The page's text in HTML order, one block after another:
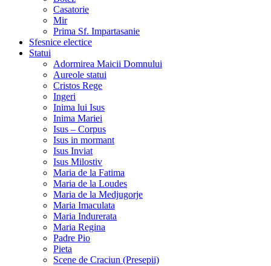
Casatorie
Mir
Prima Sf. Impartasanie
Sfesnice electice
Statui
Adormirea Maicii Domnului
Aureole statui
Cristos Rege
Ingeri
Inima lui Isus
Inima Mariei
Isus – Corpus
Isus in mormant
Isus Inviat
Isus Milostiv
Maria de la Fatima
Maria de la Loudes
Maria de la Medjugorje
Maria Imaculata
Maria Indurerata
Maria Regina
Padre Pio
Pieta
Scene de Craciun (Presepii)